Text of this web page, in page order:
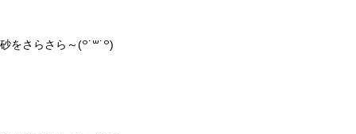
砂をさらさら～(꒪˙꒳˙꒪)